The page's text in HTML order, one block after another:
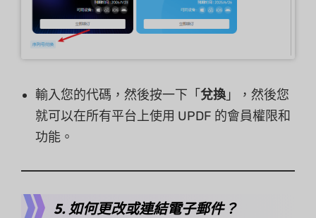
輸入您的代碼，然後按一下「 兌換 」，然後您
就可以在所有平台上使用 UPDF 的會員權限和
功能。
5. 如何更改或連結電子郵件？